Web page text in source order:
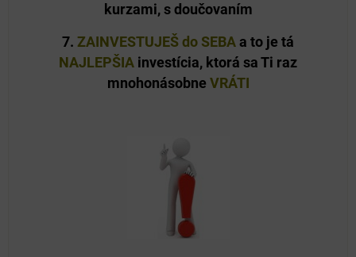
kurzami, s doučovaním
7. ZAINVESTUJEŠ do SEBAa to je tá
NAJLEPŠIA investícia, ktorá sa Ti raz
mnohonásobne VRÁTI